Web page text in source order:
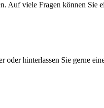
Auf viele Fragen können Sie
hinterlassen Sie gerne